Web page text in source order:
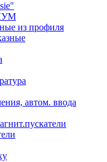
из профиля
автом. ввода